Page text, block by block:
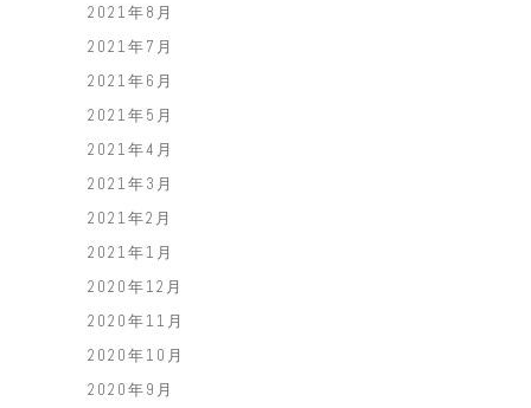
2021年8月
2021年7月
2021年6月
2021年5月
2021年4月
2021年3月
2021年2月
2021年1月
2020年12月
2020年11月
2020年10月
2020年9月